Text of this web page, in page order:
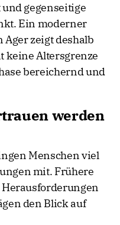
gegenseitige
Ein moderner
zeigt deshalb
keine Altersgrenze
bereichernd und
werden
Menschen viel
mit. Frühere
den Blick auf